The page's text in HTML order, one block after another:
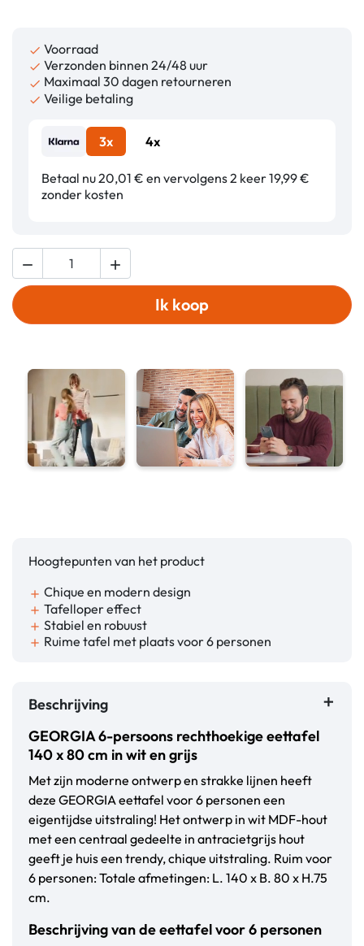
 Voorraad
 Verzonden binnen 24/48 uur
 Maximaal 30 dagen retourneren
 Veilige betaling
3x 4x
Betaal nu 20,01 € en vervolgens 2 keer 19,99 €
zonder kosten
 
Ik koop
Hoogtepunten van het product
add Chique en modern design
add Tafelloper effect
add Stabiel en robuust
add Ruime tafel met plaats voor 6 personen
Beschrijving
GEORGIA 6-persoons rechthoekige eettafel
140 x 80 cm in wit en grijs
Met zijn moderne ontwerp en strakke lijnen heeft
deze GEORGIA eettafel voor 6 personen een
eigentijdse uitstraling! Het ontwerp in wit MDF-hout
met een centraal gedeelte in antracietgrijs hout
geeft je huis een trendy, chique uitstraling. Ruim voor
6 personen: Totale afmetingen: L. 140 x B. 80 x H.75
cm.
Beschrijving van de eettafel voor 6 personen